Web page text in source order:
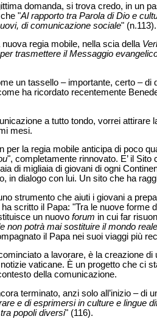
domanda, si trova credo, in un
"Al rapporto tra Parola di Dio e
di comunicazione sociale"
regia mobile, nella scia della
trasmettere il Messaggio
un tassello – importante, certo – di
ha ricordato recentemente
a tutto tondo, vorrei attirare
mesi.
per la regia mobile anticipa di poco
", completamente rinnovato. E’ il
di migliaia di giovani di ogni
in dialogo con lui. Un sito che ha
strumento che aiuti i giovani a
scritto il Papa: "Tra le nuove
un nuovo forum in cui far
non potrà mai sostituire il mondo reale
il Papa nei suoi viaggi più
a lavorare, è la creazione
vaticane. È un progetto che ci
della comunicazione.
terminato, anzi solo all’inizio – di
e di esprimersi in culture e lingue
popoli diversi" (116).